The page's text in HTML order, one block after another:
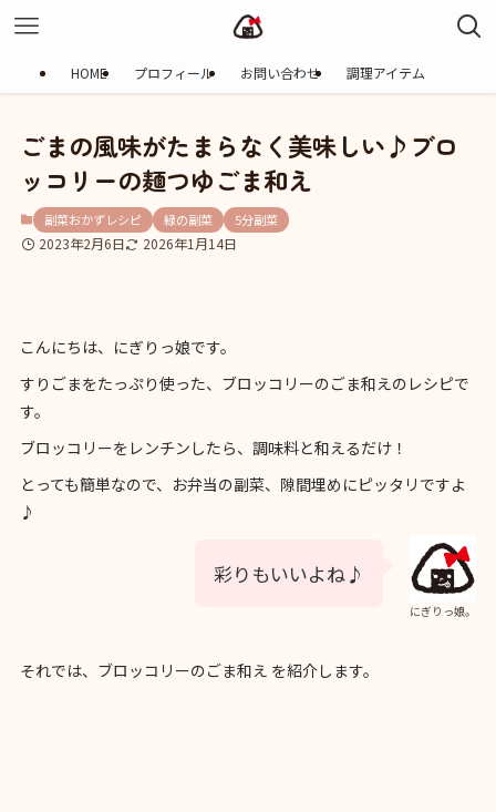
HOME プロフィール お問い合わせ 調理アイテム
ごまの風味がたまらなく美味しい♪ブロ
ッコリーの麺つゆごま和え
副菜おかずレシピ 緑の副菜 5分副菜
2023年2月6日 2026年1月14日
こんにちは、にぎりっ娘です。
すりごまをたっぷり使った、ブロッコリーのごま和えのレシピで
す。
ブロッコリーをレンチンしたら、調味料と和えるだけ！
とっても簡単なので、お弁当の副菜、隙間埋めにピッタリですよ
♪
にぎりっ娘。
彩りもいいよね♪
それでは、ブロッコリーのごま和え を紹介します。